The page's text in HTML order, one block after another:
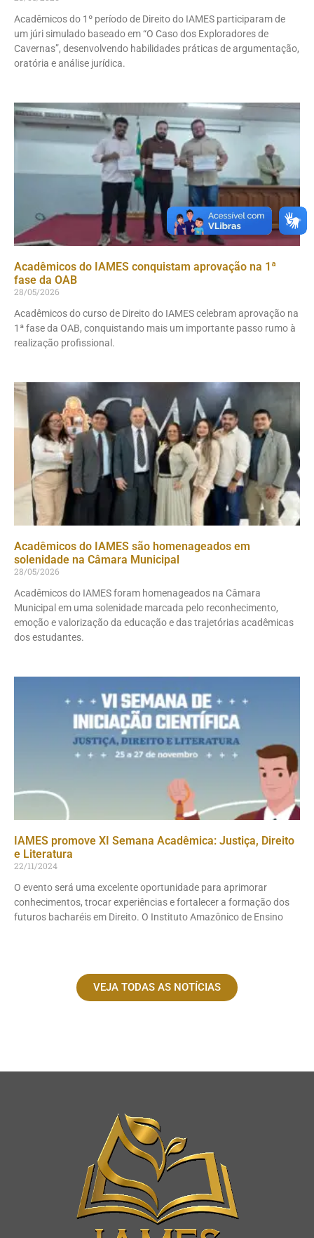
Acadêmicos do 1º período de Direito do IAMES participaram de
um júri simulado baseado em “O Caso dos Exploradores de
Cavernas”, desenvolvendo habilidades práticas de argumentação,
oratória e análise jurídica.
Acadêmicos do IAMES conquistam aprovação na 1ª
fase da OAB
28/05/2026
Acadêmicos do curso de Direito do IAMES celebram aprovação na
1ª fase da OAB, conquistando mais um importante passo rumo à
realização profissional.
Acadêmicos do IAMES são homenageados em
solenidade na Câmara Municipal
28/05/2026
Acadêmicos do IAMES foram homenageados na Câmara
Municipal em uma solenidade marcada pelo reconhecimento,
emoção e valorização da educação e das trajetórias acadêmicas
dos estudantes.
IAMES promove XI Semana Acadêmica: Justiça, Direito
e Literatura
22/11/2024
O evento será uma excelente oportunidade para aprimorar
conhecimentos, trocar experiências e fortalecer a formação dos
futuros bacharéis em Direito. O Instituto Amazônico de Ensino
VEJA TODAS AS NOTÍCIAS